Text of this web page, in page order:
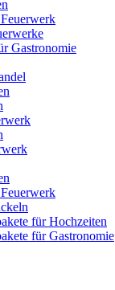
Gastronomie
für Hochzeiten
für Gastronomie